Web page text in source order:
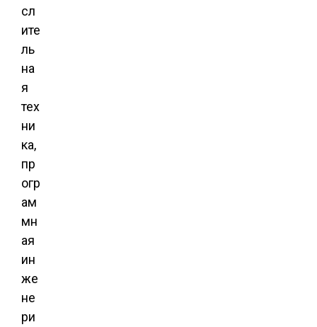
сл
ите
ль
на
я
тех
ни
ка,
пр
огр
ам
мн
ая
ин
же
не
ри